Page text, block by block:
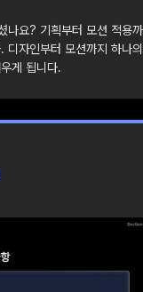
나요? 기획부터 모션 적용까
디자인부터 모션까지 하나의
게 됩니다.